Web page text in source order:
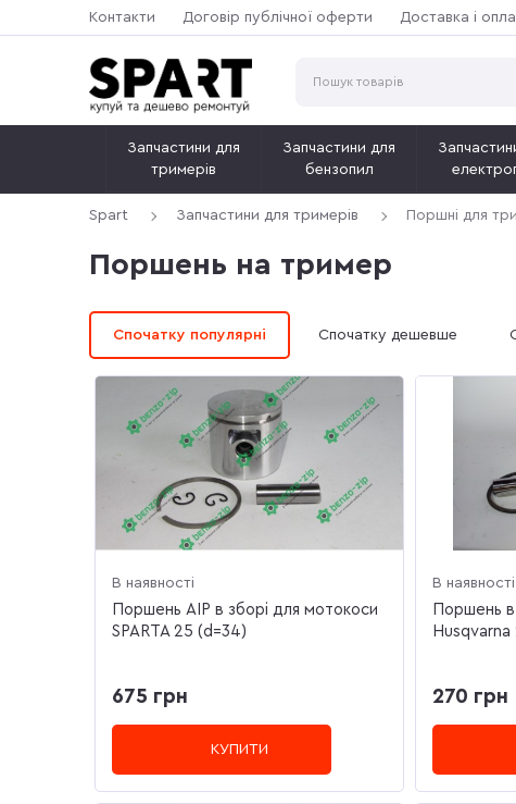
Контакти Договір публічної оферти Доставка і
Запчастини для
тримерів
Запчастини для
бензопил
Spart Запчастини для тримерів Поршні для
Поршень на тример
Спочатку популярні Спочатку дешевше
В наявності
Поршень AIP в зборі для мотокоси
SPARTA 25 (d=34)
675 грн
КУПИТИ
В наявності
Поршень в
270 грн